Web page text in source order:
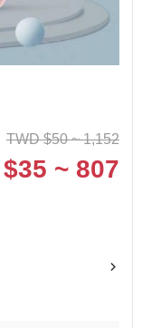
TWD $50 ~ 1,152
$35 ~ 807